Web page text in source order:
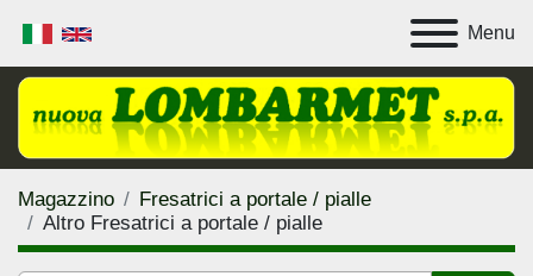
Menu
Magazzino
Fresatrici a portale / pialle
Altro Fresatrici a portale / pialle